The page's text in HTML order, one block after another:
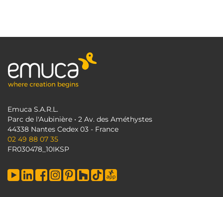
Emuca S.A.R.L.
Parc de l'Aubinière • 2 Av. des Améthystes
44338 Nantes Cedex 03 - France
02 49 88 07 35
FR030478_10IKSP